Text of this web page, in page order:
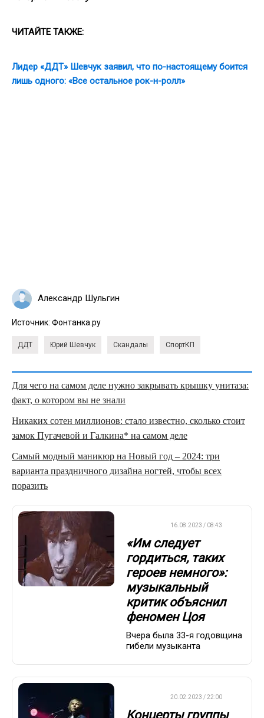
ЧИТАЙТЕ ТАКЖЕ:
Лидер «ДДТ» Шевчук заявил, что по-настоящему боится
лишь одного: «Все остальное рок-н-ролл»
Александр Шульгин
Источник: Фонтанка.ру
ДДТ Юрий Шевчук Скандалы СпортКП
Для чего на самом деле нужно закрывать крышку унитаза:
факт, о котором вы не знали
Никаких сотен миллионов: стало известно, сколько стоит
замок Пугачевой и Галкина* на самом деле
Самый модный маникюр на Новый год – 2024: три
варианта праздничного дизайна ногтей, чтобы всех
поразить
16.08.2023 / 08:43
«Им следует
гордиться, таких
героев немного»:
музыкальный
критик объяснил
феномен Цоя
Вчера была 33-я годовщина
гибели музыканта
20.02.2023 / 22:00
Концерты группы